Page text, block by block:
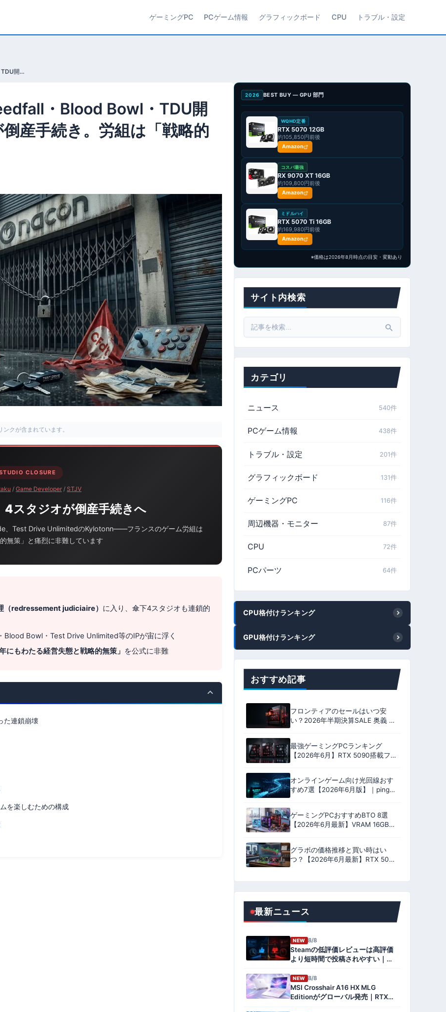
ゲーミングPC PCゲーム情報 グラフィックボード CPU トラブル・設定
Nacon経営破綻——Greedfall・Blood Bowl・TDU開発元を含む4スタジオが倒産手続き。労組は「戦略的無策」と非難
・Blood Bowl・TDU開
産手続き。労組は「戦略的
クが含まれています。
CLOSURE
/ Game Developer / STJV
4スタジオが倒産手続きへ
、Test Drive UnlimitedのKylotonn——フランスのゲーム労組は
無策」と痛烈に非難しています
（redressement judiciaire） に入り、傘下4スタジオも連鎖的
Blood Bowl・Test Drive Unlimited等のIPが宙に浮く
年にもわたる経営失態と戦略的無策」 を公式に非難
た連鎖崩壊
を楽しむための構成
2026 BEST BUY — GPU 部門
WQHD定番
RTX 5070 12GB
約105,850円前後
Amazon
コスパ最強
RX 9070 XT 16GB
約109,800円前後
Amazon
ミドルハイ
RTX 5070 Ti 16GB
約169,980円前後
Amazon
※価格は2026年8月時点の目安・変動あり
サイト内検索
Search
for:
カテゴリ
ニュース 540件
PCゲーム情報 438件
トラブル・設定 201件
グラフィックボード 131件
ゲーミングPC 116件
周辺機器・モニター 87件
CPU 72件
PCパーツ 64件
CPU格付けランキング
GPU格付けランキング
おすすめ記事
フロンティアのセールはいつ安
い？2026年半期決算SALE 奥義 全
18機種のおすすめ｜いちおしは
9800X3D ＋ RX 9070 XT
最強ゲーミングPCランキング
【2026年6月】RTX 5090搭載フラ
グシップ9機を性能・安定性・コス
パ・保証の4軸100点で格付け
オンラインゲーム向け光回線おす
すめ7選【2026年6月版】｜ping実
測比較とプロバイダ選びで失敗し
ない完全ガイド
ゲーミングPCおすすめBTO 8選
【2026年6月最新】VRAM 16GB中
心・17万円台〜RTX 5060
Ti/5070/5080搭載モデル
グラボの価格推移と買い時はい
つ？【2026年6月最新】RTX 50・
RX 9000の値下がり予測と購入判
最新ニュース
NEW 8/8
Steamの低評価レビューは高評価
より短時間で投稿されやすい｜
レイ時間と文章量の傾向
NEW 8/8
MSI Crosshair A16 HX MLG
Editionがグローバル発売｜RTX